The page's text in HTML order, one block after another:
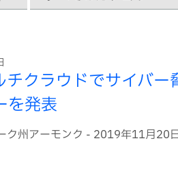
ゴ
クラウドでサイバ
を発表
ク州アーモンク - 2019年11月20